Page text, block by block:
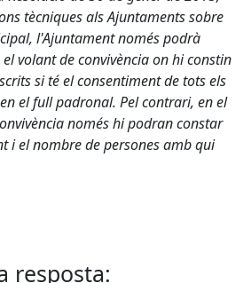
tècniques als Ajuntaments sobre
l'Ajuntament només podrà
volant de convivència on hi constin
si té el consentiment de tots els
el full padronal. Pel contrari, en el
només hi podran constar
i el nombre de persones amb qui
resposta: